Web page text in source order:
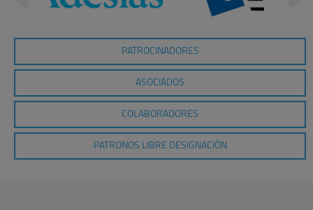
PATROCINADORES
ASOCIADOS
COLABORADORES
PATRONOS LIBRE DESIGNACIÓN